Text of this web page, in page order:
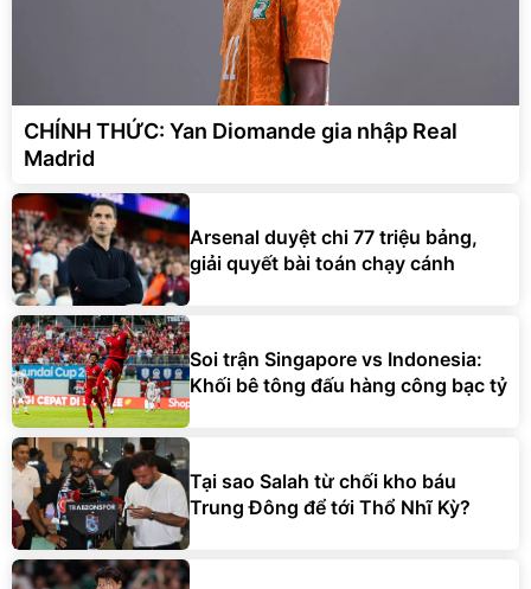
CHÍNH THỨC: Yan Diomande gia nhập Real
Madrid
Arsenal duyệt chi 77 triệu bảng,
giải quyết bài toán chạy cánh
Soi trận Singapore vs Indonesia:
Khối bê tông đấu hàng công bạc tỷ
Tại sao Salah từ chối kho báu
Trung Đông để tới Thổ Nhĩ Kỳ?